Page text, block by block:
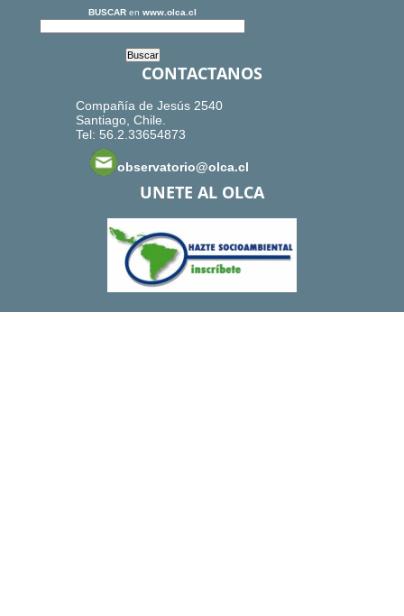
BUSCAR en www.olca.cl
CONTACTANOS
Compañía de Jesús 2540
Santiago, Chile.
Tel: 56.2.33654873
observatorio@olca.cl
UNETE AL OLCA